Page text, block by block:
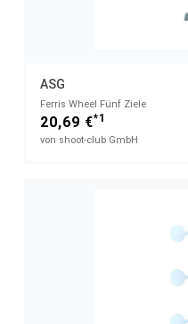
ASG
Ferris Wheel Fünf Ziele
20,69 €*1
von shoot-club GmbH